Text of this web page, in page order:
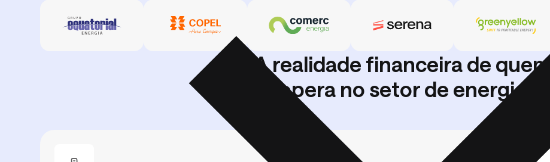
verdade.
A realidade financeira de quem
opera no setor de energia